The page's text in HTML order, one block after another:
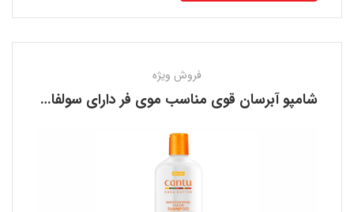
فروش ویژه
شامپو آبرسان قوی مناسب موی فر دارای سولفات کانتو CANTU